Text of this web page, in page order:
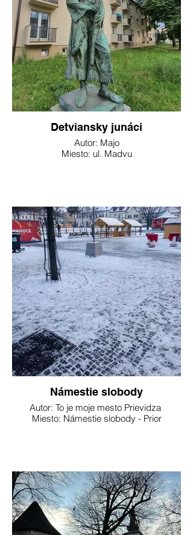
Detviansky junáci
Autor: Majo
Miesto: ul. Madvu
Námestie slobody
Autor: To je moje mesto Prievidza
Miesto: Námestie slobody - Prior